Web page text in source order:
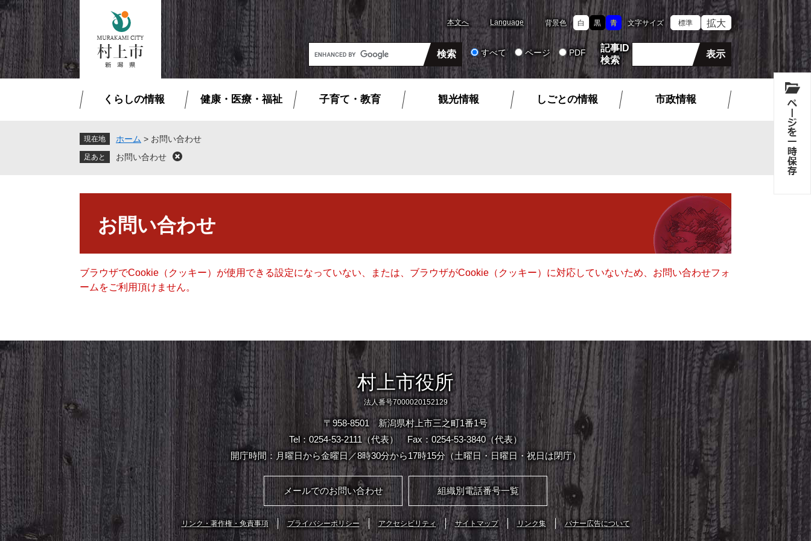
ペ
ー
ジ
の
先
頭
メ
ニ
ュ
ー
を
飛
本文へ Language 背景色 白 黒 青 文字サイズ 標準 拡大
G
o
o
検
すべて ページ PDF
記事ID
検索
くらしの情報 健康・医療・福祉 子育て・教育 観光情報 しごとの情報 市政情報
現在地 ホーム > お問い合わせ
お問い合わせ
閉
お問い合わせ
ブラウザでCookie（クッキー）が使用できる設定になっていない、または、ブラウザがCookie（クッキー）に対応していないため、お問い合わせフォ
ームをご利用頂けません。
村上市役所
法人番号7000020152129
〒958-8501 新潟県村上市三之町1番1号
Tel：0254-53-2111（代表）
Fax：0254-53-3840（代表）
開庁時間：月曜日から金曜日／8時30分から17時15分（土曜日・日曜日・祝日は閉庁）
メールでのお問い合わせ 組織別電話番号一覧
リンク・著作権・免責事項 プライバシーポリシー アクセシビリティ サイトマップ リンク集 バナー広告について